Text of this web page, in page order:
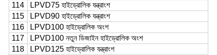
114
LPVD75 হাইড্রোলিক যন্ত্রাংশ
115
LPVD90 হাইড্রোলিক যন্ত্রাংশ
116
LPVD100 হাইড্রোলিক অংশ
117
LPVD100 নতুন ডিজাইন হাইড্রোলিক অংশ
118
LPVD125 হাইড্রোলিক যন্ত্রাংশ